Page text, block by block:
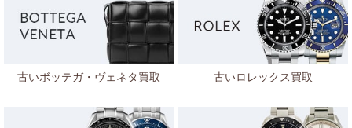
古いボッテガ・ヴェネタ買取 古いロレックス買取